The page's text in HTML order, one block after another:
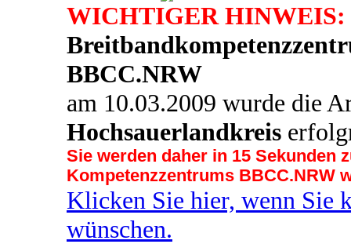
WICHTIGER HINWEIS:
BBCC.NRW
am 10.03.2009 wurde die
Hochsauerlandkreis
Sie werden daher in 14 Sekunden
Kompetenzzentrums BBCC.NRW
Klicken Sie hier, wenn Sie
wünschen.